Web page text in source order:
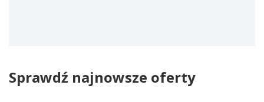
Sprawdź najnowsze oferty